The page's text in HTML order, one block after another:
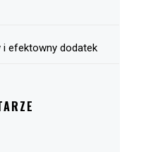
i efektowny dodatek